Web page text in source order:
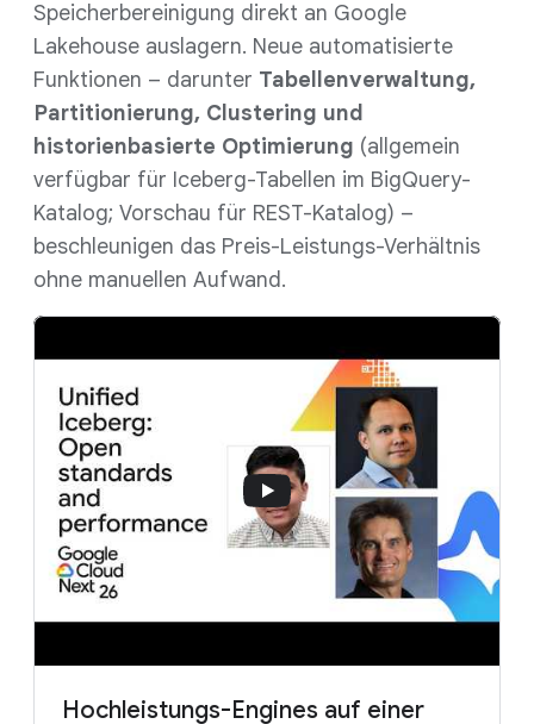
Speicherbereinigung direkt an Google
Lakehouse auslagern. Neue automatisierte
Funktionen – darunter Tabellenverwaltung,
Partitionierung, Clustering und
historienbasierte Optimierung (allgemein
verfügbar für Iceberg-Tabellen im BigQuery-
Katalog; Vorschau für REST-Katalog) –
beschleunigen das Preis-Leistungs-Verhältnis
ohne manuellen Aufwand.
Hochleistungs-Engines auf einer